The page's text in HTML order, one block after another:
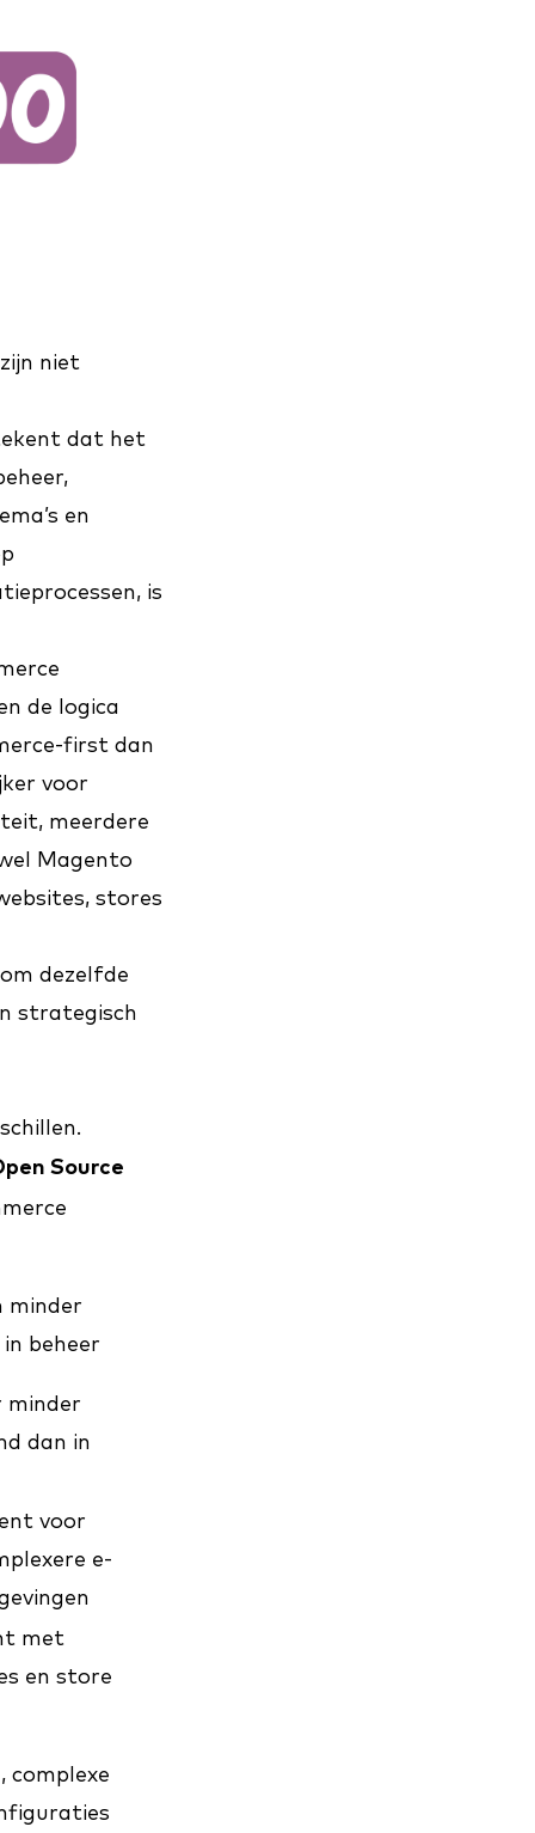
niet
dat het
en
is
de logica
first dan
voor
meerdere
Magento
stores
dezelfde
strategisch
Source
minder
beheer
minder
dan in
voor
e-
met
en store
complexe